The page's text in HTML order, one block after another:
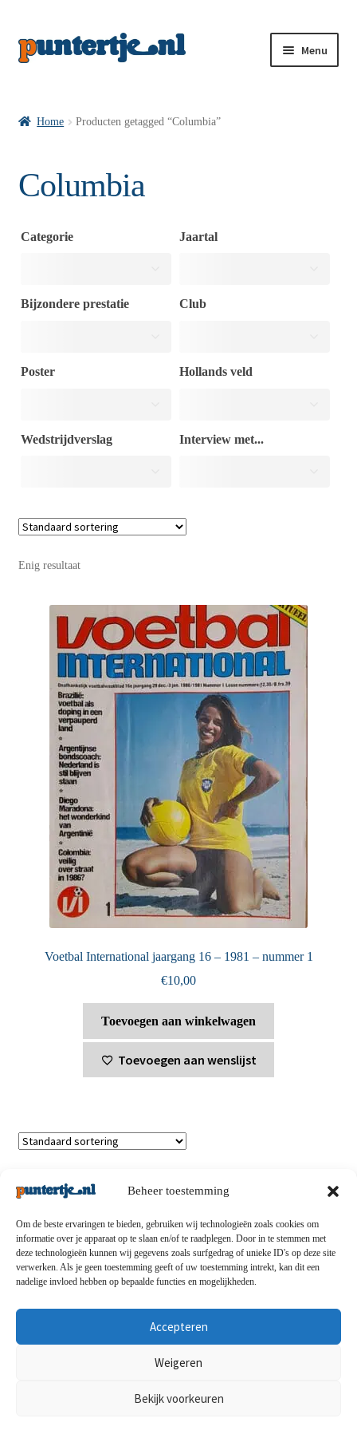
Beheer toestemming
Om de beste ervaringen te bieden, gebruiken wij technologieën zoals cookies om
informatie over je apparaat op te slaan en/of te raadplegen. Door in te stemmen met
deze technologieën kunnen wij gegevens zoals surfgedrag of unieke ID's op deze site
verwerken. Als je geen toestemming geeft of uw toestemming intrekt, kan dit een
nadelige invloed hebben op bepaalde functies en mogelijkheden.
Accepteren
Weigeren
Bekijk voorkeuren
Menu
Home Producten getagged “Columbia”
Columbia
Categorie Jaartal
Bijzondere prestatie Club
Poster Hollands veld
Wedstrijdverslag Interview met...
Enig resultaat
Voetbal International jaargang 16 – 1981 – nummer 1
€10,00
Toevoegen aan winkelwagen
Toevoegen aan wenslijst
Privacybeleid-Verzending en retouren-Algemene
voorwaarden-Disclaimert-Betaalmethoden-Over ons
Contact